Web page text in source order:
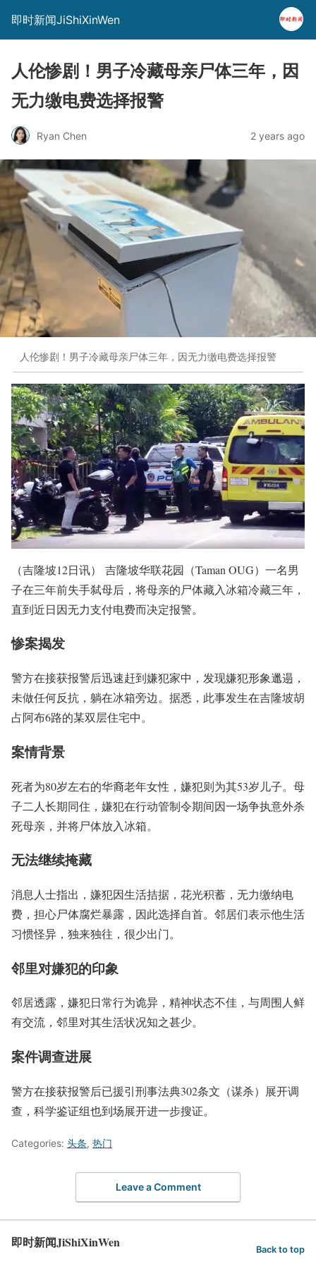
即时新闻JiShiXinWen
人伦惨剧！男子冷藏母亲尸体三年，因
无力缴电费选择报警
Ryan Chen 2 years ago
人伦惨剧！男子冷藏母亲尸体三年，因无力缴电费选择报警
（吉隆坡12日讯） 吉隆坡华联花园（Taman OUG）一名男
子在三年前失手弑母后，将母亲的尸体藏入冰箱冷藏三年，
直到近日因无力支付电费而决定报警。
惨案揭发
警方在接获报警后迅速赶到嫌犯家中，发现嫌犯形象邋遢，
未做任何反抗，躺在冰箱旁边。据悉，此事发生在吉隆坡胡
占阿布6路的某双层住宅中。
案情背景
死者为80岁左右的华裔老年女性，嫌犯则为其53岁儿子。母
子二人长期同住，嫌犯在行动管制令期间因一场争执意外杀
死母亲，并将尸体放入冰箱。
无法继续掩藏
消息人士指出，嫌犯因生活拮据，花光积蓄，无力缴纳电
费，担心尸体腐烂暴露，因此选择自首。邻居们表示他生活
习惯怪异，独来独往，很少出门。
邻里对嫌犯的印象
邻居透露，嫌犯日常行为诡异，精神状态不佳，与周围人鲜
有交流，邻里对其生活状况知之甚少。
案件调查进展
警方在接获报警后已援引刑事法典302条文（谋杀）展开调
查，科学鉴证组也到场展开进一步搜证。
Categories: 头条, 热门
Leave a Comment
即时新闻JiShiXinWen Back to top